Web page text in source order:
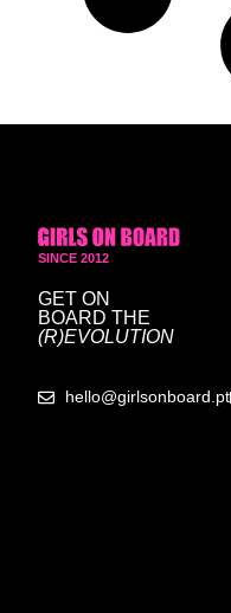
SINCE 2012
GET ON
BOARD THE
(R)EVOLUTION
hello@girlsonboard.pt